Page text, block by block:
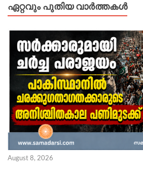
ഏറ്റവും പുതിയ വാർത്തകൾ
August 8, 2026